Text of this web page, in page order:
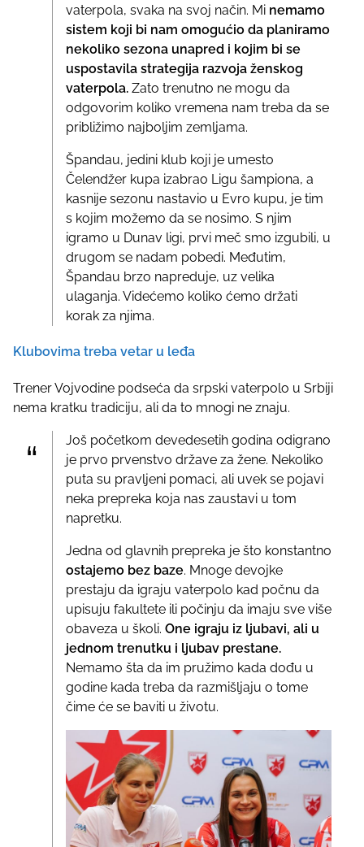
vaterpola, svaka na svoj način. Mi nemamo
sistem koji bi nam omogućio da planiramo
nekoliko sezona unapred i kojim bi se
uspostavila strategija razvoja ženskog
vaterpola. Zato trenutno ne mogu da
odgovorim koliko vremena nam treba da se
približimo najboljim zemljama.
Špandau, jedini klub koji je umesto
Čelendžer kupa izabrao Ligu šampiona, a
kasnije sezonu nastavio u Evro kupu, je tim
s kojim možemo da se nosimo. S njim
igramo u Dunav ligi, prvi meč smo izgubili, u
drugom se nadam pobedi. Međutim,
Špandau brzo napreduje, uz velika
ulaganja. Videćemo koliko ćemo držati
korak za njima.
Klubovima treba vetar u leđa
Trener Vojvodine podseća da srpski vaterpolo u Srbiji
nema kratku tradiciju, ali da to mnogi ne znaju.
Još početkom devedesetih godina odigrano
je prvo prvenstvo države za žene. Nekoliko
puta su pravljeni pomaci, ali uvek se pojavi
neka prepreka koja nas zaustavi u tom
napretku.
Jedna od glavnih prepreka je što konstantno
ostajemo bez baze. Mnoge devojke
prestaju da igraju vaterpolo kad počnu da
upisuju fakultete ili počinju da imaju sve više
obaveza u školi. One igraju iz ljubavi, ali u
jednom trenutku i ljubav prestane.
Nemamo šta da im pružimo kada dođu u
godine kada treba da razmišljaju o tome
čime će se baviti u životu.